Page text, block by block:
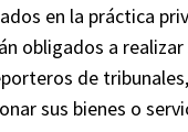
en la práctica
obligados a
de
sus bienes o